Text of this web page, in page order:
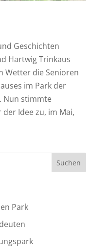
Geschichten
Hartwig Trinkaus
Wetter die Senioren
im Park der
Nun stimmte
Idee zu, im Mai,
Park